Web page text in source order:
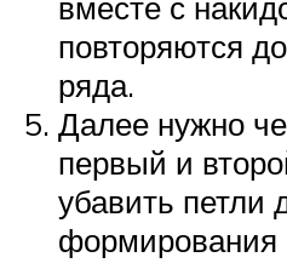
повторяются
ряда.
Далее нужно
первый и
убавить петли
формирования